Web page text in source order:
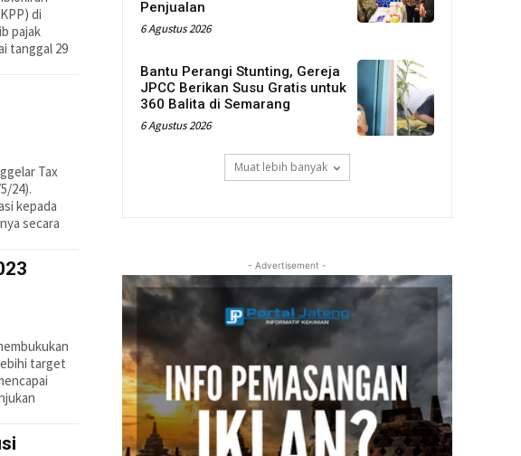
di
pajak
tanggal 29
Tax
24).
kepada
secara
target
Penjualan
6 Agustus 2026
Bantu Perangi Stunting, Gereja
JPCC Berikan Susu Gratis untuk
360 Balita di Semarang
6 Agustus 2026
Muat lebih banyak
- Advertisement -